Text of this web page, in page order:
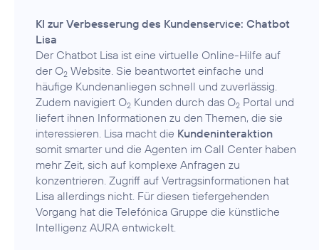
KI zur Verbesserung des Kundenservice: Chatbot
Lisa
Der Chatbot Lisa ist eine virtuelle Online-Hilfe auf
der O2 Website. Sie beantwortet einfache und
häufige Kundenanliegen schnell und zuverlässig.
Zudem navigiert O2 Kunden durch das O2 Portal und
liefert ihnen Informationen zu den Themen, die sie
interessieren. Lisa macht die Kundeninteraktion
somit smarter und die Agenten im Call Center haben
mehr Zeit, sich auf komplexe Anfragen zu
konzentrieren. Zugriff auf Vertragsinformationen hat
Lisa allerdings nicht. Für diesen tiefergehenden
Vorgang hat die Telefónica Gruppe die künstliche
Intelligenz AURA entwickelt.